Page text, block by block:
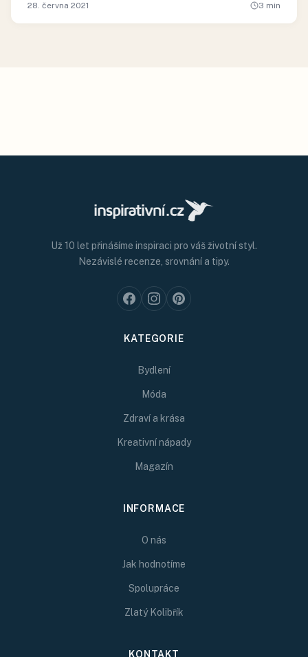
28. června 2021 3 min
Už 10 let přinášíme inspiraci pro váš životní styl.
Nezávislé recenze, srovnání a tipy.
KATEGORIE
Bydlení
Móda
Zdraví a krása
Kreativní nápady
Magazín
INFORMACE
O nás
Jak hodnotíme
Spolupráce
Zlatý Kolibřík
KONTAKT